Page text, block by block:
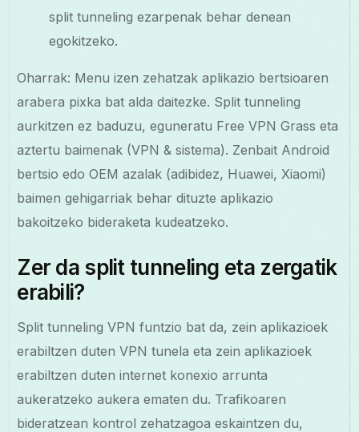
split tunneling ezarpenak behar denean
egokitzeko.
Oharrak: Menu izen zehatzak aplikazio bertsioaren
arabera pixka bat alda daitezke. Split tunneling
aurkitzen ez baduzu, eguneratu Free VPN Grass eta
aztertu baimenak (VPN & sistema). Zenbait Android
bertsio edo OEM azalak (adibidez, Huawei, Xiaomi)
baimen gehigarriak behar dituzte aplikazio
bakoitzeko bideraketa kudeatzeko.
Zer da split tunneling eta zergatik
erabili?
Split tunneling VPN funtzio bat da, zein aplikazioek
erabiltzen duten VPN tunela eta zein aplikazioek
erabiltzen duten internet konexio arrunta
aukeratzeko aukera ematen du. Trafikoaren
bideratzean kontrol zehatzagoa eskaintzen du,